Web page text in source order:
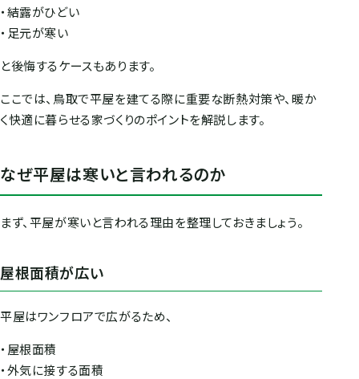
・結露がひどい
・足元が寒い
と後悔するケースもあります。
ここでは、鳥取で平屋を建てる際に重要な断熱対策や、暖か
く快適に暮らせる家づくりのポイントを解説します。
なぜ平屋は寒いと言われるのか
まず、平屋が寒いと言われる理由を整理しておきましょう。
屋根面積が広い
平屋はワンフロアで広がるため、
・屋根面積
・外気に接する面積